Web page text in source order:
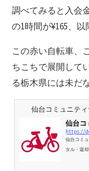
調べてみると入会
の1時間が¥165、以
この赤い自転車、
ちこちで展開して
る栃木県には未だ
仙台コミュニティ
仙台コ
https://
仙台コミ
タル・返